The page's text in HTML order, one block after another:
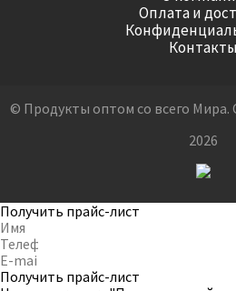
Оплата и
Контакты
© Продукты оптом со всего
2026
Получить прайс-лист
Получить прайс-лист